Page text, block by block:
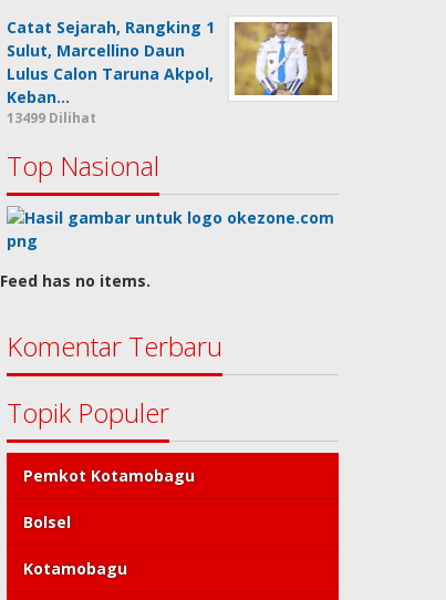
Catat Sejarah, Rangking 1
Sulut, Marcellino Daun
Lulus Calon Taruna Akpol,
Keban…
13499 Dilihat
Top Nasional
Feed has no items.
Komentar Terbaru
Topik Populer
Pemkot Kotamobagu
Bolsel
Kotamobagu